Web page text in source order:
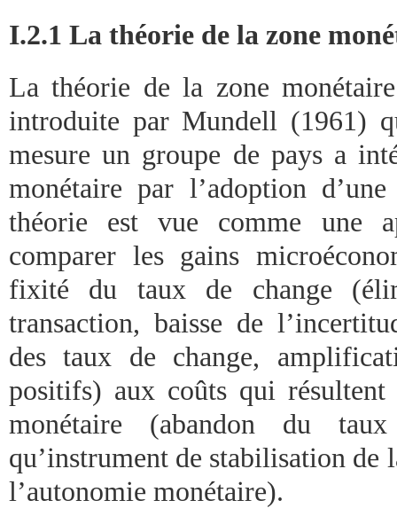
I.2.1 La théorie de la zone
La théorie de la zone
introduite par Mundell (1961)
mesure un groupe de pays a
monétaire par l’adoption
théorie est vue comme une
comparer les gains
fixité du taux de change
transaction, baisse de
des taux de change,
positifs) aux coûts qui résultent
monétaire (abandon du
qu’instrument de stabilisation de
l’autonomie monétaire).